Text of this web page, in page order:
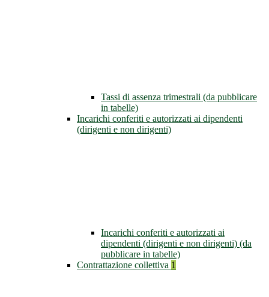
Tassi di assenza trimestrali (da pubblicare
in tabelle)
Incarichi conferiti e autorizzati ai dipendenti
(dirigenti e non dirigenti)
Incarichi conferiti e autorizzati ai
dipendenti (dirigenti e non dirigenti) (da
pubblicare in tabelle)
Contrattazione collettiva 1